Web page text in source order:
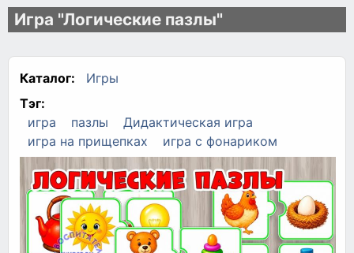
Игра "Логические пазлы"
Каталог:
Игры
Тэг:
игра
пазлы
Дидактическая игра
игра на прищепках
игра с фонариком